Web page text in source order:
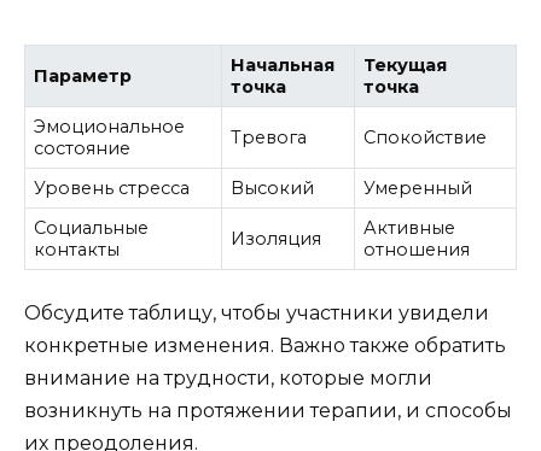
Параметр
Начальная
точка
Текущая
точка
Эмоциональное
состояние
Тревога Спокойствие
Уровень стресса Высокий
Умеренный
Социальные
контакты
Изоляция
Активные
отношения
Обсудите таблицу, чтобы участники увидели
конкретные изменения. Важно также обратить
внимание на трудности, которые могли
возникнуть на протяжении терапии, и способы
их преодоления.